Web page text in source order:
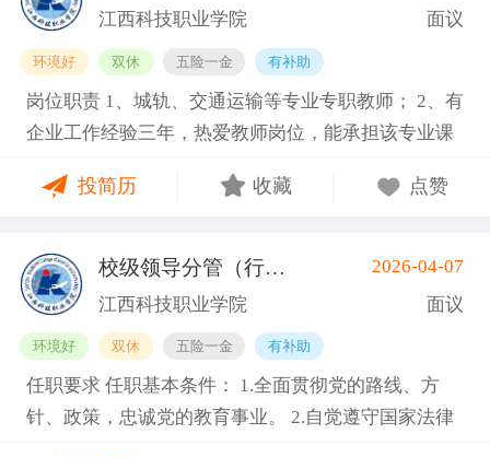
电工程类 职位类型：学科带头人/学术骨干 工作地
点：江西南昌南昌县向塘镇向塘北大道1389号 招聘人
数： 3 工作性质：全职 其他要求 学历要求：硕士研究
生 职称要求：副高级职称 工作经验：5-10年 年龄要
求：不限 海外经历：海外经历不限 政治面貌：不限
xy@163.com
参与的科研项目； 4.具有招聘岗位所需的任职资格、
职业资格、技能要求和身体条件； 5.熟悉学院专业建
设、人才培养工作和教学科研管理，在本学科领域具
有一定的学术水平和影响力； 6.专业要求：交通运输
工程类、信息与通信工程类等相关专业领域。 7.身体
一般不超过55周岁，特别优秀者可适当放宽，最高不
与艺术类 职位类型：学科带头人/学术骨干 工作地
点：江西南昌南昌县向塘镇向塘北大道1389号 招聘人
生 职称要求：副高级职称 工作经验：5-10年 年龄要
求：不限 海外经历：海外经历不限 政治面貌：不限
需求专业： 建筑学 报名方式：邮箱jkdzyxy@163.com
才培养工作和教学科研管理，在本学科领域具有一定
的学术水平和影响力； 6.专业要求：康复治疗技术、
护理、基础医学、临床医学、公共卫生与预防医学、
医学技术等相关专业领域。 7.身体健康，能够全职到
岗工作。副教授及以上职称者年龄一般不超过55周
职要求 1.硕士及以上学历；（对特别优秀人才可适当
具备相关专业，有代表性成果（获奖、论文、专著、
学术译著、专利、咨询报告等）和主持参与的科研项
目； 4.具有招聘岗位所需的任职资格、职业资格、技
能要求和身体条件； 5.熟悉学院专业建设、人才培养
工作和教学科研管理，在本学科领域具有一定的学术
水平和影响力； 6.身体健康，能够全职到岗工作。副
江西科技职业学院
面议
环境好 双休 五险一金 有补助
岗位职责 1、城轨、交通运输等专业专职教师； 2、有
企业工作经验三年，热爱教师岗位，能承担该专业课
一定年限的相应工作经历或者实践经验，“双师型”教
实，理论与实践相结合的能力强； 4.具有本专业理论
和实践能力和学科建设能力。 其他说明 享受南昌市普
通高等学校教师的教师资格、职称评定和晋升等政
策；按照国家及南昌市相关规定缴纳“五险一金”；享
受南昌市的社会保障、社会福利等相关政策；学校有
完善的工薪体系、职务晋升、进修深造等政策。 基本
投简历 收藏 点赞
校级领导分管（行政、学工） (南昌县)
2026-04-07
江西科技职业学院
面议
环境好 双休 五险一金 有补助
任职要求 任职基本条件： 1.全面贯彻党的路线、方
针、政策，忠诚党的教育事业。 2.自觉遵守国家法律